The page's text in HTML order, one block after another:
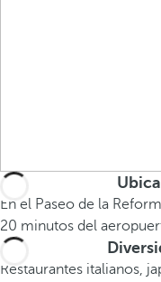
En el Paseo de la
20 minutos del
Restaurantes italianos,